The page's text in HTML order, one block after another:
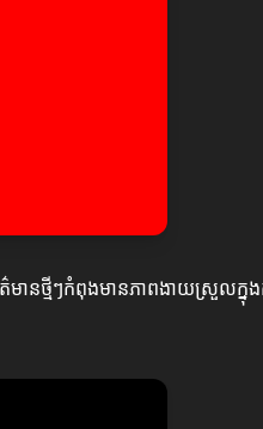
មានថ្មីៗកំពុងមានភាពងាយស្រួលក្នុ